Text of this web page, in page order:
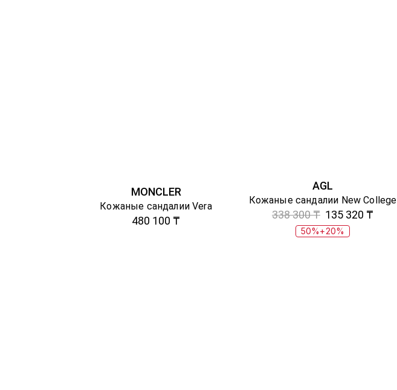
MONCLER
Кожаные сандалии Vera
480 100 ₸
AGL
Кожаные сандалии New College
338 300 ₸ 135 320 ₸
50%+20%